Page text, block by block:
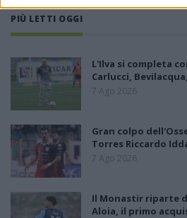
PIÙ LETTI OGGI
L'Ilva si completa
Carlucci,
7 Ago 2026
Gran colpo
Torres Riccardo
7 Ago 2026
Il Monastir riparte
Aloia, il primo